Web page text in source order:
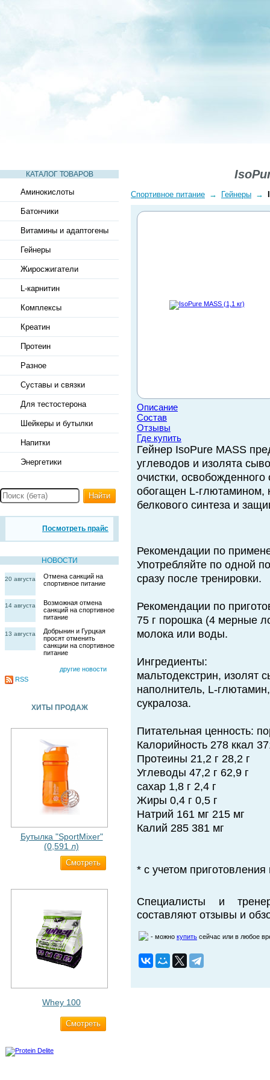
КАТАЛОГ ТОВАРОВ
Аминокислоты
Батончики
Витамины и адаптогены
Гейнеры
Жиросжигатели
L-карнитин
Комплексы
Креатин
Протеин
Разное
Суставы и связки
Для тестостерона
Шейкеры и бутылки
Напитки
Энергетики
Найти
Посмотреть прайс
НОВОСТИ
20 августа
Отмена санкций на
спортивное питание
14 августа
Возможная отмена
санкций на спортивное
питание
13 августа
Добрынин и Гурцкая
просят отменить
санкции на спортивное
питание
другие новости
RSS
ХИТЫ ПРОДАЖ
Бутылка "SportMixer"
(0,591 л)
Cмотреть
Whey 100
Cмотреть
Спортивное питание → Гейнеры →
Описание
Состав
Отзывы
Где купить
Гейнер IsoPure MASS
углеводов и изолята
очистки,
обогащен L-глютамином,
белкового синтеза и
Рекомендации по
Употребляйте по одной
сразу после тренировки.
Рекомендации по
75 г порошка (4 мерные
молока или воды.
Ингредиенты:
мальтодекстрин, изолят
наполнитель, L-
сукралоза.
Питательная ценность:
Калорийность 278 ккал
Протеины 21,2 г 28,2 г
Углеводы 47,2 г 62,9 г
сахар 1,8 г 2,4 г
Жиры 0,4 г 0,5 г
Натрий 161 мг 215 мг
Калий 285 381 мг
* с учетом
Специалисты и
составляют отзывы и
- можно купить сейчас или в любое